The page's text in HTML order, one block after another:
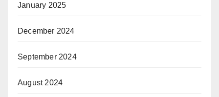
January 2025
December 2024
September 2024
August 2024